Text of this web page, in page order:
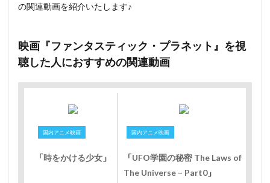
の関連動画を紹介いたします♪
映画『ファンタスティック・プラネット』を視
聴した人におすすめの関連動画
国内アニメ映画
「時をかける少女 」
国内アニメ映画
「UFO学園の秘密 The Laws of
The Universe – Part0」